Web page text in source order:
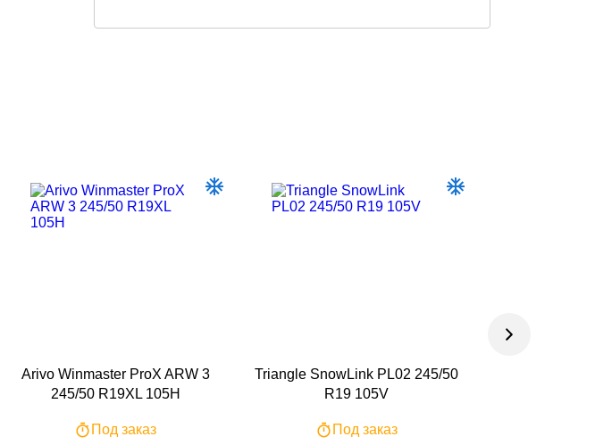
Arivo Winmaster ProX ARW 3
245/50 R19XL 105H
Под заказ
Triangle SnowLink PL02 245/50
R19 105V
Под заказ